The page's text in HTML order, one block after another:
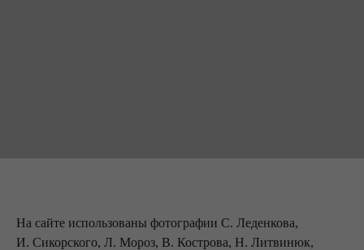
На сайте использованы фотографии С. Леденкова,
И. Сикорского, Л. Мороз, В. Кострова, Н. Литвинюк,